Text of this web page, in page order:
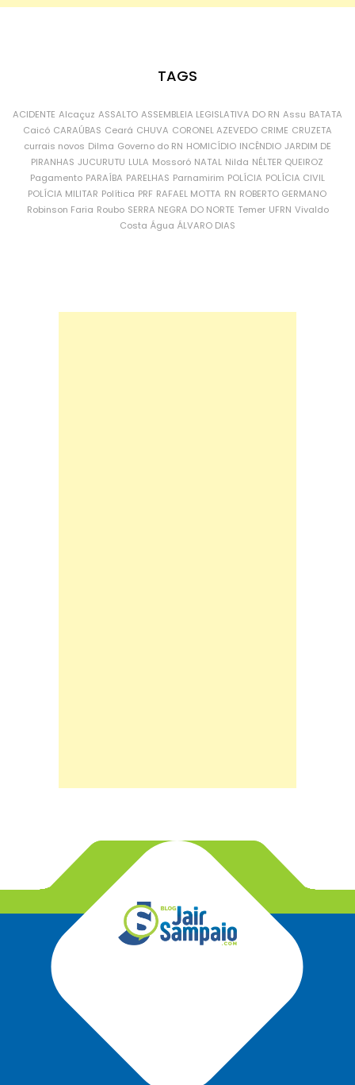
TAGS
ACIDENTE Alcaçuz ASSALTO ASSEMBLEIA LEGISLATIVA DO RN Assu BATATA
Caicó CARAÚBAS Ceará CHUVA CORONEL AZEVEDO CRIME CRUZETA
currais novos Dilma Governo do RN HOMICÍDIO INCÊNDIO JARDIM DE
PIRANHAS JUCURUTU LULA Mossoró NATAL Nilda NÉLTER QUEIROZ
Pagamento PARAÍBA PARELHAS Parnamirim POLÍCIA POLÍCIA CIVIL
POLÍCIA MILITAR Política PRF RAFAEL MOTTA RN ROBERTO GERMANO
Robinson Faria Roubo SERRA NEGRA DO NORTE Temer UFRN Vivaldo
Costa Água ÁLVARO DIAS